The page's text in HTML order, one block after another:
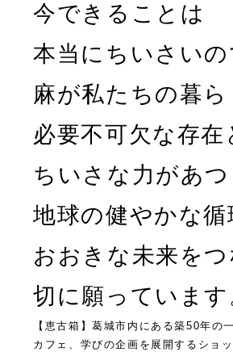
今できることは
本当にちいさい
麻が私たちの暮
必要不可欠な存
ちいさな力があつ
地球の健やかな
おおきな未来を
切に願っています
【恵古箱】葛城市内にある築50年の
カフェ、学びの企画を展開するショッ